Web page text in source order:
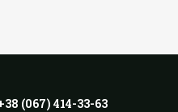
(067) 414-33-63